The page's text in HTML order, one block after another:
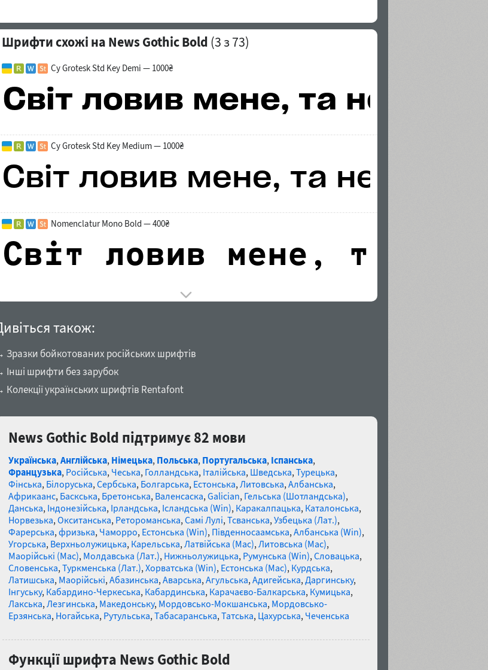
Шрифти схожі на News Gothic Bold (3 з 73)
Cy Grotesk Std Key Demi — 1000₴
Cy Grotesk Std Key Medium — 1000₴
Nomenclatur Mono Bold — 400₴
також:
Зразки бойкотованих російських шрифтів
Інші шрифти без зарубок
Колекції українських шрифтів Rentafont
News Gothic Bold підтримує 82 мови
Українська,Англійська, Німецька, Польська, Португальська, Іспанська,
Французька, Російська, Чеська, Голландська, Італійська, Шведська,Турецька,
Фінська, Білоруська,Сербська, Болгарська, Естонська,Литовська,Албанська,
Африкаанс, Баскська, Бретонська, Валенсаска,Galician, Гельська (Шотландська),
Данська, Індонезійська, Ірландська, Ісландська (Win), Каракалпацька, Каталонська,
Норвезька,Окситанська, Ретороманська,Самі Лулі,Тсванська,Узбецька (Лат.),
Фарерська,фризька, Чаморро, Естонська (Win), Південносаамська,Албанська (Win),
Угорська, Верхньолужицька, Карельська,Латвійська (Mac),Литовська (Mac),
Маорійські (Mac), Молдавська (Лат.), Нижньолужицька, Румунська (Win),Словацька,
Словенська,Туркменська (Лат.),Хорватська (Win), Естонська (Mac), Курдська,
Латишська, Маорійські,Абазинська,Аварська,Агульська,Адигейська,Даргинську,
Інгуську, Кабардино-Черкеська, Кабардинська, Карачаєво-Балкарська, Кумицька,
Лакська,Лезгинська, Македонську, Мордовсько-Мокшанська, Мордовсько-
Ерзянська, Ногайська, Рутульська,Табасаранська,Татська, Цахурська, Чеченська
Функції шрифта News Gothic Bold